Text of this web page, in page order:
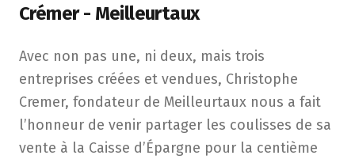
Crémer - Meilleurtaux
Avec non pas une, ni deux, mais trois entreprises
Avec non pas une, ni deux, mais trois
entreprises créées et vendues, Christophe
Cremer, fondateur de Meilleurtaux nous a fait
l’honneur de venir partager les coulisses de sa
vente à la Caisse d’Épargne pour la centième